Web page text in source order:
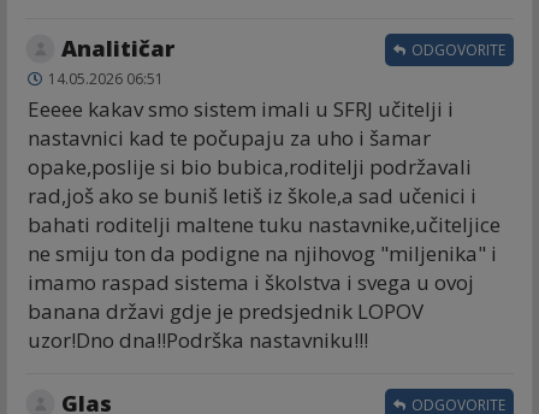
Analitičar
14.05.2026 06:51
Eeeee kakav smo sistem imali u SFRJ učitelji i
nastavnici kad te počupaju za uho i šamar
opake,poslije si bio bubica,roditelji podržavali
rad,još ako se buniš letiš iz škole,a sad učenici i
bahati roditelji maltene tuku nastavnike,učiteljice
ne smiju ton da podigne na njihovog "miljenika" i
imamo raspad sistema i školstva i svega u ovoj
banana državi gdje je predsjednik LOPOV
uzor!Dno dna!!Podrška nastavniku!!!
ODGOVORITE
Glas ODGOVORITE